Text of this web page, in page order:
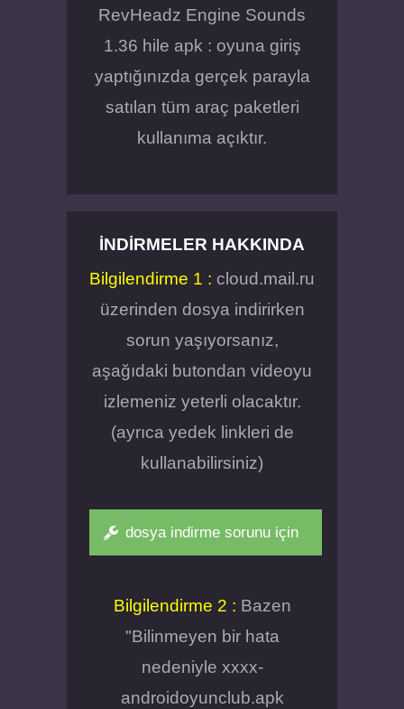
RevHeadz Engine Sounds
1.36 hile apk : oyuna giriş
yaptığınızda gerçek parayla
satılan tüm araç paketleri
kullanıma açıktır.
İNDIRMELER HAKKINDA
Bilgilendirme 1 : cloud.mail.ru
üzerinden dosya indirirken
sorun yaşıyorsanız,
aşağıdaki butondan videoyu
izlemeniz yeterli olacaktır.
(ayrıca yedek linkleri de
kullanabilirsiniz)
dosya indirme sorunu için
Bilgilendirme 2 : Bazen
"Bilinmeyen bir hata
nedeniyle xxxx-
androidoyunclub.apk